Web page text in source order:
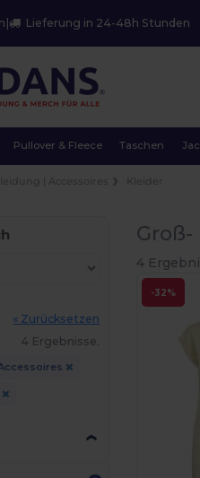
Lieferung in 24-48h Stunden
Pullover & Fleece Taschen
« Zurücksetzen
4 Ergebnisse.
4
-32%